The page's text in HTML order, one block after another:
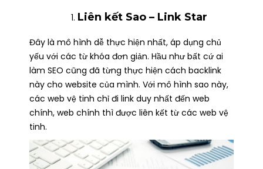
Liên kết Sao – Link Star
Đây là mô hình dễ thực hiện nhất, áp dụng chủ
yếu với các từ khóa đơn giản. Hầu như bất cứ ai
làm SEO cũng đã từng thực hiện cách backlink
này cho website của mình. Với mô hình sao này,
các web vệ tinh chỉ đi link duy nhất đến web
chính, web chính thì được liên kết từ các web vệ
tinh.